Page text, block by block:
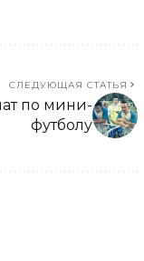
СЛЕДУЮЩАЯ СТАТЬЯ
по мини-
футболу